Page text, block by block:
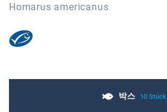
Homarus americanus
박스 10 Stück